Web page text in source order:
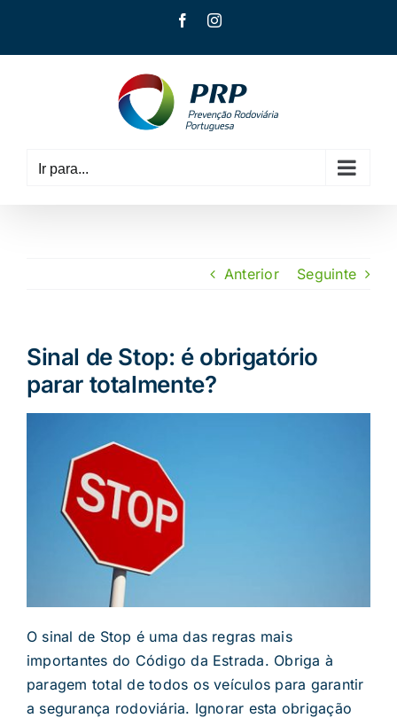
content
FacebookInstagram
Ir para...
Anterior Seguinte
Sinal de Stop: é obrigatório
parar totalmente?
O sinal de Stop é uma das regras mais
importantes do Código da Estrada. Obriga à
paragem total de todos os veículos para garantir
a segurança rodoviária. Ignorar esta obrigação